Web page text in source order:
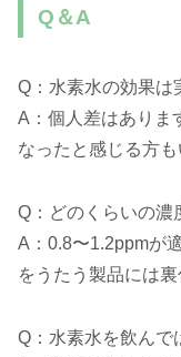
Q＆A
Q：水素水の効果は
A：個人差はありま
なったと感じる方
Q：どのくらいの濃
A：0.8〜1.2ppmが
をうたう製品には
Q：水素水を飲んで